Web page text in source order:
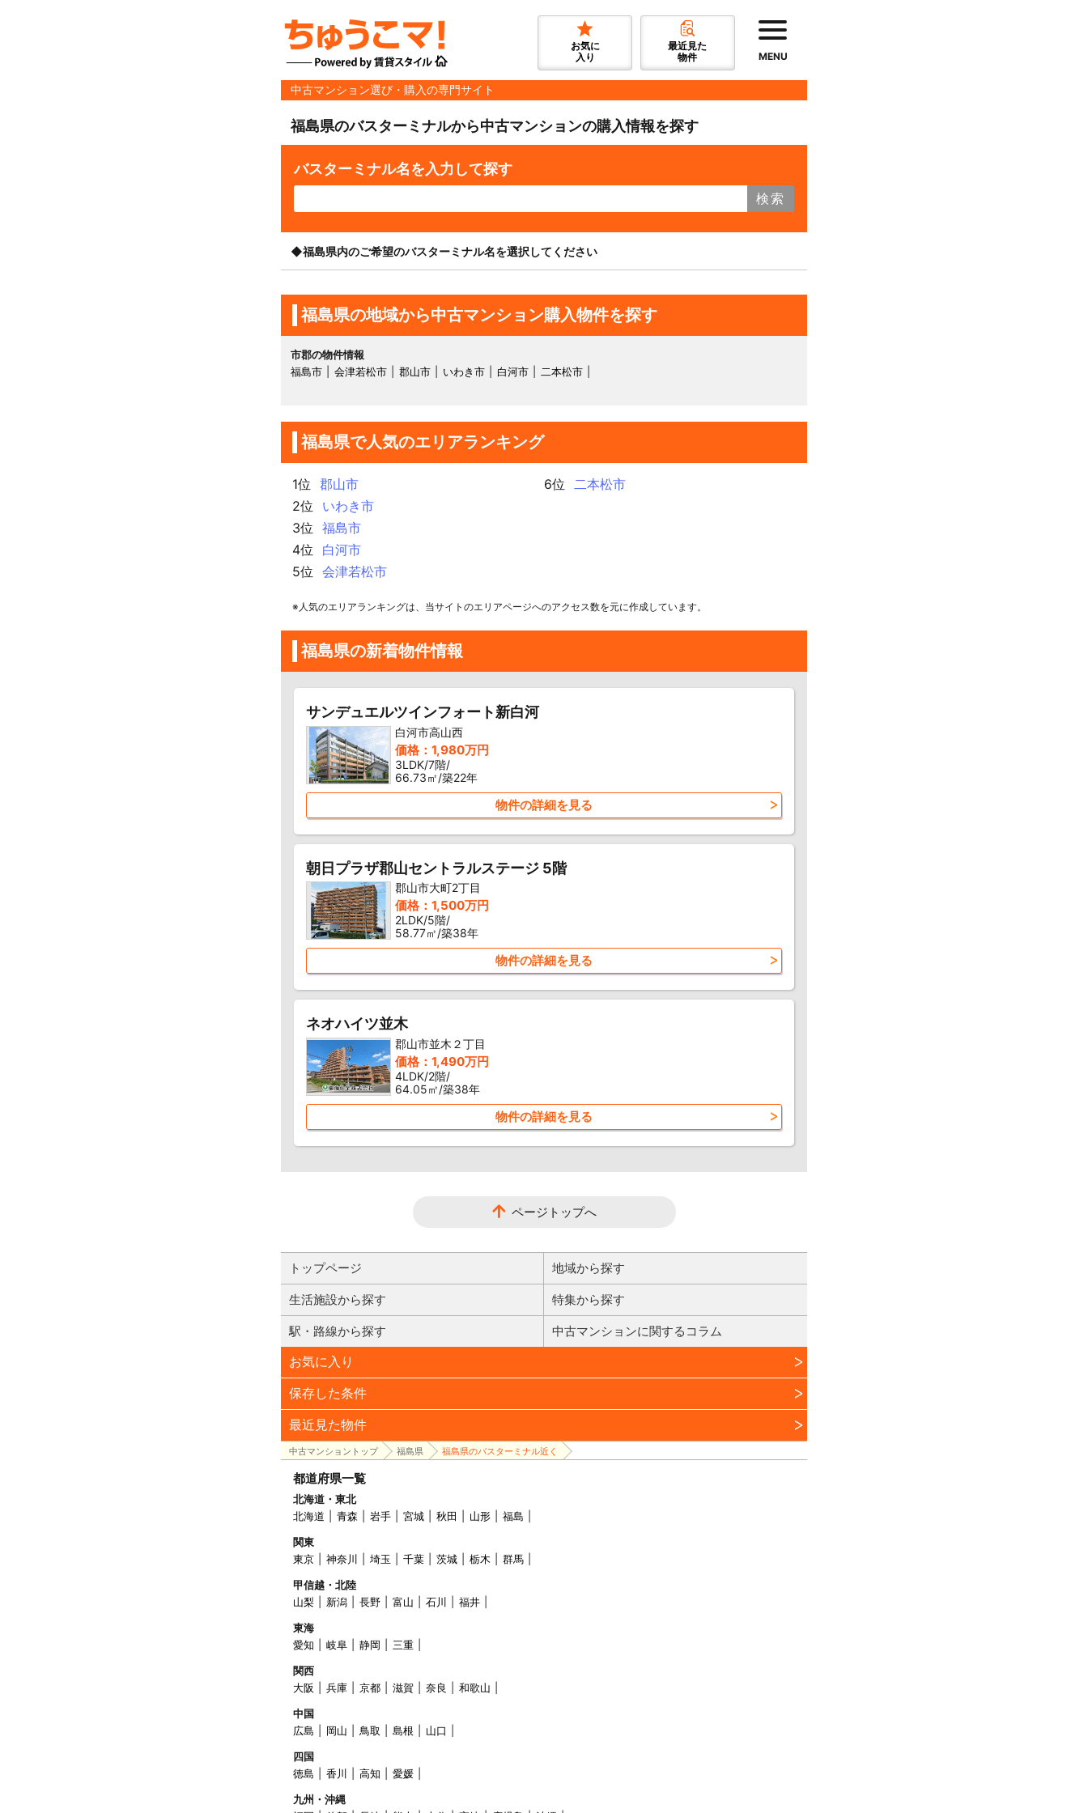
お気に
入り
最近見た
物件
MENU
中古マンション選び・購入の専門サイト
福島県のバスターミナルから中古マンションの購入情報を探す
バスターミナル名を入力して探す
検索
◆福島県内のご希望のバスターミナル名を選択してください
福島県の地域から中古マンション購入物件を探す
市郡の物件情報
福島市
会津若松市 郡山市 いわき市 白河市 二本松市
福島県で人気のエリアランキング
1位
郡山市
2位
いわき市
3位
福島市
4位
白河市
5位
会津若松市
6位 二本松市
※人気のエリアランキングは、当サイトのエリアページへのアクセス数を元に作成しています。
福島県の新着物件情報
サンデュエルツインフォート新白河
白河市高山西
価格：1,980万円
3LDK/7階/
66.73㎡/築22年
物件の詳細を見る
朝日プラザ郡山セントラルステージ 5階
郡山市大町2丁目
価格：1,500万円
2LDK/5階/
58.77㎡/築38年
物件の詳細を見る
ネオハイツ並木
郡山市並木２丁目
価格：1,490万円
4LDK/2階/
64.05㎡/築38年
物件の詳細を見る
ページトップへ
トップページ 地域から探す
生活施設から探す 特集から探す
駅・路線から探す 中古マンションに関するコラム
お気に入り
保存した条件
最近見た物件
中古マンショントップ 福島県 福島県のバスターミナル近く
都道府県一覧
北海道・東北
北海道
青森 岩手 宮城 秋田 山形
福島
関東
東京
神奈川 埼玉 千葉 茨城 栃木
群馬
甲信越・北陸
山梨
新潟 長野 富山 石川
福井
東海
愛知
岐阜 静岡
三重
関西
大阪
兵庫 京都 滋賀 奈良
和歌山
中国
広島
岡山 鳥取 島根
山口
四国
徳島
香川 高知
愛媛
九州・沖縄